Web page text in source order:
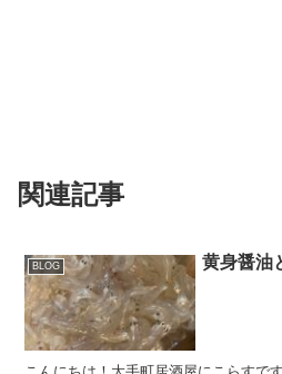
関連記事
BLOG 黄身醤油